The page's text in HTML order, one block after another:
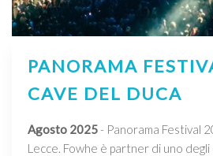
PANORAMA
CAVE DEL DUCA
Agosto 2025- Panorama Festival
Lecce. Fowhe è partner di uno